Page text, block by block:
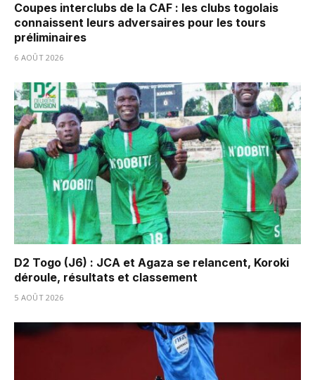
Coupes interclubs de la CAF : les clubs togolais
connaissent leurs adversaires pour les tours
préliminaires
6 AOÛT 2026
D2 Togo (J6) : JCA et Agaza se relancent, Koroki
déroule, résultats et classement
5 AOÛT 2026